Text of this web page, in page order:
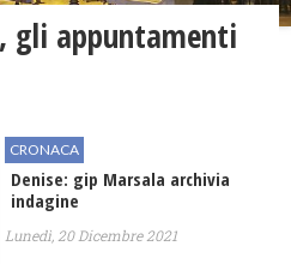
gli appuntamenti
CRONACA
​Denise: gip Marsala archivia
indagine
Lunedì, 20 Dicembre 2021